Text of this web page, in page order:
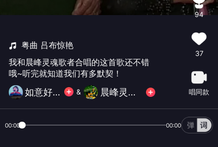
粤曲 吕布惊艳
我和晨峰灵魂歌者合唱的这首歌还不错
哦~听完就知道我们有多默契！
如意好丽 & 晨峰灵魂歌者
94
37
唱同款
00:00 00:00